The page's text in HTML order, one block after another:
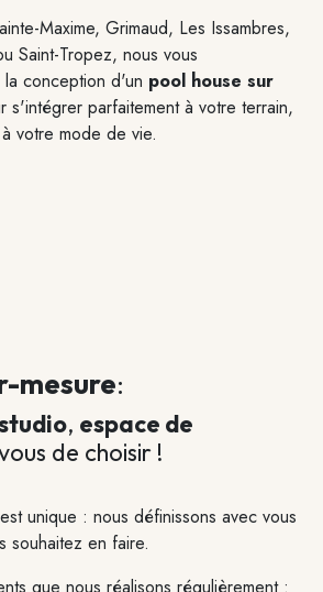
Maxime, Grimaud, Les Issambres,
Saint-Tropez, nous vous
conception d'un pool house sur
s'intégrer parfaitement à votre terrain,
votre mode de vie.
mesure:
, espace de
de choisir !
unique : nous définissons avec vous
souhaitez en faire.